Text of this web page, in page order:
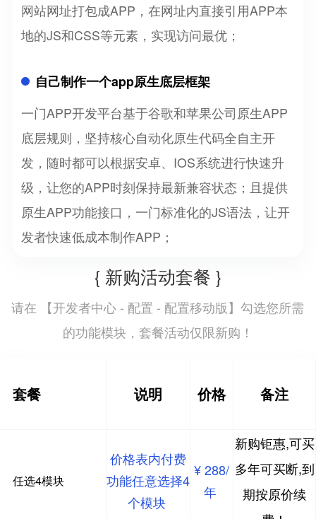
网站网址打包成APP，在网址内直接引用APP本
地的JS和CSS等元素，实现访问最优；
自己制作一个app原生底层框架
一门APP开发平台基于谷歌和苹果公司原生APP
底层规则，坚持核心自动化原生代码全自主开
发，随时都可以根据安卓、IOS系统进行快速升
级，让您的APP时刻保持最新兼容状态；且提供
原生APP功能接口，一门标准化的JS语法，让开
发者快速低成本制作APP；
{ 新购活动套餐 }
请在 【开发者中心 - 配置 - 配置移动版】勾选您所需
的功能模块，套餐活动仅限新购！
套餐 说明 价格 备注
任选4模块
价格表内付费
功能任意选择4
个模块
¥ 288/
年
新购钜惠,可买
多年可买断,到
期按原价续